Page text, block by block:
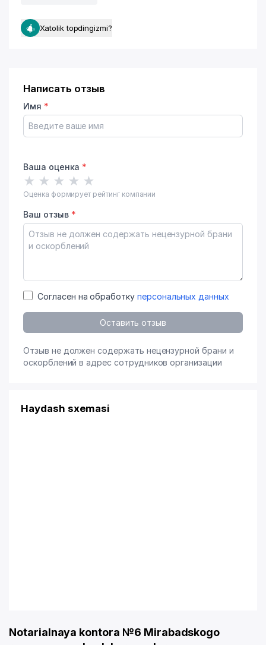
Xatolik topdingizmi?
Написать отзыв
Имя *
Ваша оценка *
★ ★ ★ ★ ★
Оценка формирует рейтинг компании
Ваш отзыв *
Согласен на обработку персональных данных
Оставить отзыв
Отзыв не должен содержать нецензурной брани и
оскорблений в адрес сотрудников организации
Haydash sxemasi
Notarialnaya kontora №6 Mirabadskogo